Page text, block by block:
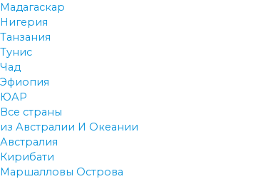
Мадагаскар
Нигерия
Танзания
Тунис
Чад
Эфиопия
ЮАР
Все страны
из Австралии И Океании
Австралия
Кирибати
Маршалловы Острова